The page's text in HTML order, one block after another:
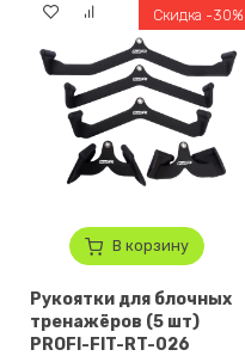
В корзину
Скидка -30%
Рукоятки для блочных
тренажёров (5 шт)
PROFI-FIT-RT-026